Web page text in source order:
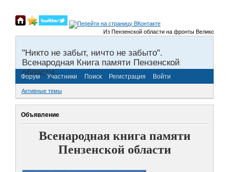
Из Пензенской области на фронты Великой
"Никто не забыт, ничто не забыто".
Всенародная Книга памяти Пензенской
области.
Форум Участники Поиск Регистрация Войти
Активные темы
Объявление
Всенародная книга памяти
Пензенской области